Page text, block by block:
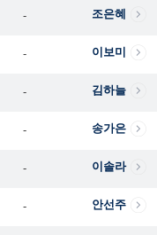
- 조은혜
- 이보미
- 김하늘
- 송가은
- 이솔라
- 안선주